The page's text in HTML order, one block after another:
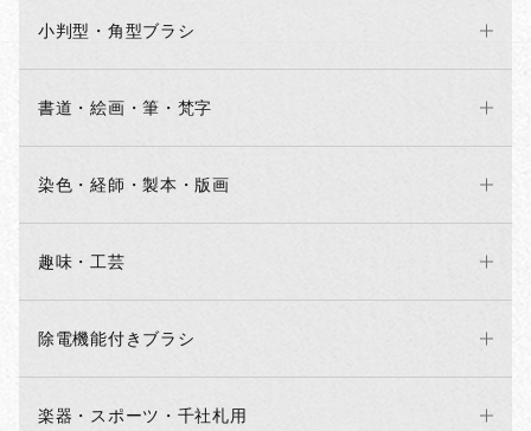
小判型・角型ブラシ
書道・絵画・筆・梵字
染色・経師・製本・版画
趣味・工芸
除電機能付きブラシ
楽器・スポーツ・千社札用